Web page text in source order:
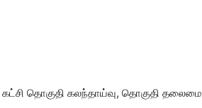
தொகுதி கலந்தாய்வு, தொகுதி